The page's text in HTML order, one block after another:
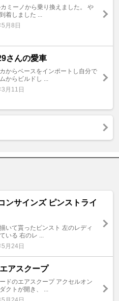
ミーノから乗り換えました。 や
着しました ...
月8日
さんの愛車
からベースをインポートし自分で
からビルドし ...
月11日
ンサインズ ピンストライ
いて貰ったピンスト 左のレディ
いる 右のレ ...
月24日
アスクープ
ドのエアスクープ アクセルオン
クトが開き、 ...